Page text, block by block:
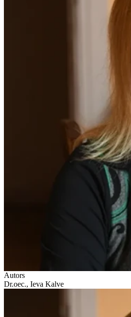
Autors
Dr.oec., Ieva Kalve